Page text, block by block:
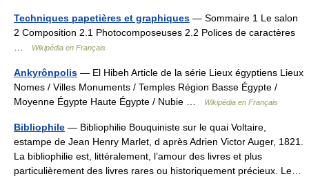
Techniques papetières et graphiques — Sommaire 1 Le salon
2 Composition 2.1 Photocomposeuses 2.2 Polices de caractères
Wikipédia en Français
Ankyrônpolis — El Hibeh Article de la série Lieux égyptiens Lieux
Nomes / Villes Monuments / Temples Région Basse Égypte /
Moyenne Égypte Haute Égypte / Nubie …
Wikipédia en Français
Bibliophile — Bibliophilie Bouquiniste sur le quai Voltaire,
estampe de Jean Henry Marlet, d après Adrien Victor Auger, 1821.
La bibliophilie est, littéralement, l’amour des livres et plus
particulièrement des livres rares ou historiquement précieux. Le…